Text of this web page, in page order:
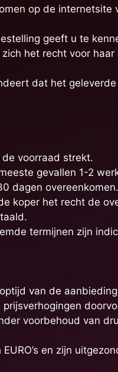
op de
geeft u te
het recht voor
dat het
voorraad strekt.
gevallen 1-2
dagen
koper het recht de
termijnen zijn
van de
voorbehoud van
en zijn